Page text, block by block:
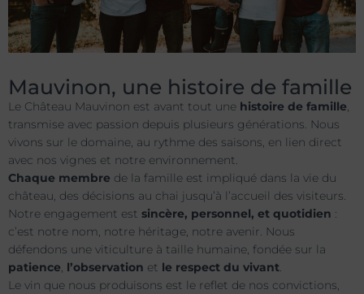
Mauvinon, une histoire de famille
Le Château Mauvinon est avant tout une histoire de famille
transmise avec passion depuis plusieurs générations. Nous
vivons sur le domaine, au rythme des saisons, en lien direct
avec nos vignes et notre environnement.
Chaque membre de la famille est impliqué dans la vie du
château, des décisions au chai jusqu’à l’accueil des visiteurs.
Notre engagement est sincère, personnel, et quotidien :
c’est notre nom, notre héritage, notre avenir. Nous
défendons une viticulture à taille humaine, fondée sur la
patience l’observation et le respect du vivant
Le vin que nous produisons est le reflet de nos convictions,